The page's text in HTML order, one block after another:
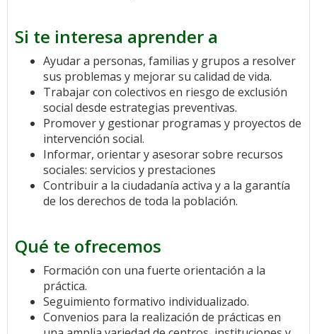
Si te interesa aprender a
Ayudar a personas, familias y grupos a resolver
sus problemas y mejorar su calidad de vida.
Trabajar con colectivos en riesgo de exclusión
social desde estrategias preventivas.
Promover y gestionar programas y proyectos de
intervención social.
Informar, orientar y asesorar sobre recursos
sociales: servicios y prestaciones
Contribuir a la ciudadanía activa y a la garantía
de los derechos de toda la población.
Qué te ofrecemos
Formación con una fuerte orientación a la
práctica.
Seguimiento formativo individualizado.
Convenios para la realización de prácticas en